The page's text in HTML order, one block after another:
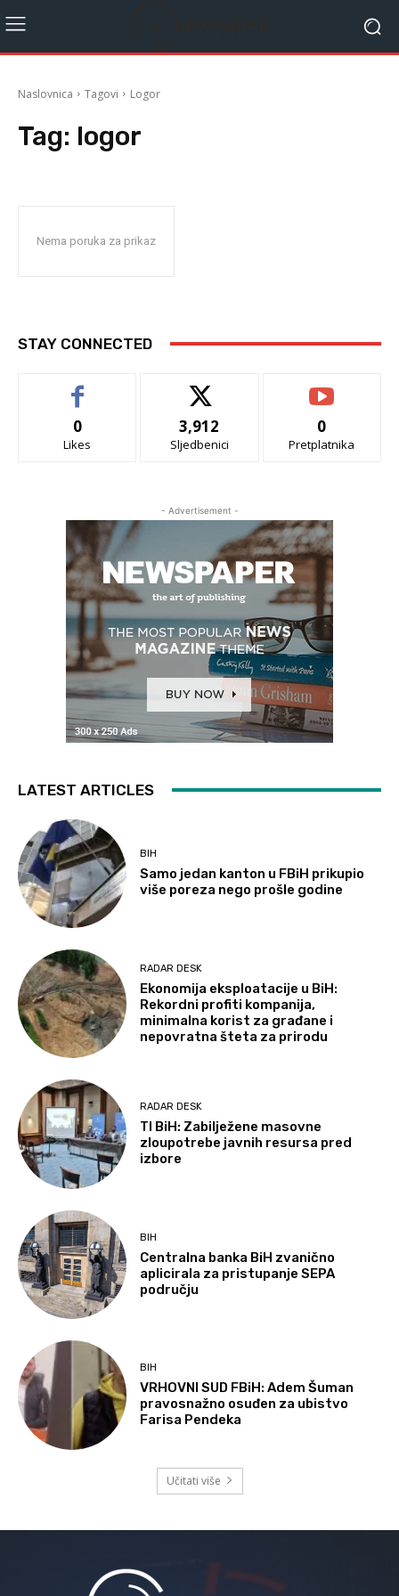
Naslovnica Tagovi Logor
Tag: logor
Nema poruka za prikaz
STAY CONNECTED
0
Likes
3,912
Sljedbenici
0
Pretplatnika
- Advertisement -
LATEST ARTICLES
BIH
Samo jedan kanton u FBiH prikupio
više poreza nego prošle godine
RADAR DESK
Ekonomija eksploatacije u BiH:
Rekordni profiti kompanija,
minimalna korist za građane i
nepovratna šteta za prirodu
RADAR DESK
TI BiH: Zabilježene masovne
zloupotrebe javnih resursa pred
izbore
BIH
Centralna banka BiH zvanično
aplicirala za pristupanje SEPA
području
BIH
VRHOVNI SUD FBiH: Adem Šuman
pravosnažno osuđen za ubistvo
Farisa Pendeka
Učitati više